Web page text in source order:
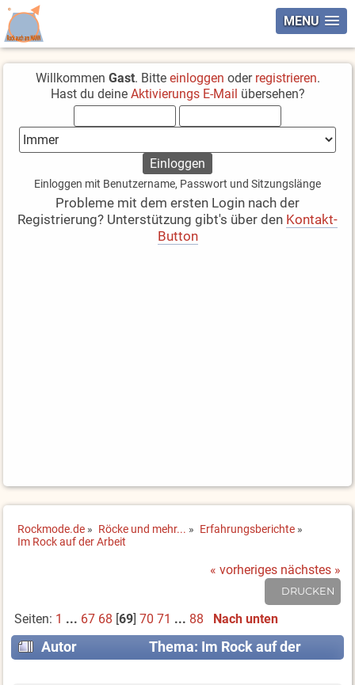
MENU
Willkommen Gast. Bitte einloggen oder registrieren.
Hast du deine Aktivierungs E-Mail übersehen?
Einloggen mit Benutzername, Passwort und Sitzungslänge
Probleme mit dem ersten Login nach der
Registrierung? Unterstützung gibt's über den Kontakt-
Button
Rockmode.de » Röcke und mehr... » Erfahrungsberichte »
Im Rock auf der Arbeit
« vorheriges nächstes »
DRUCKEN
Seiten: 1 ... 67 68 [69] 70 71 ... 88 Nach unten
Autor
Thema: Im Rock auf der